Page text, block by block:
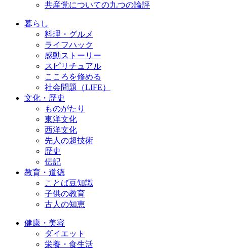
共産党についての九つの論評
暮らし
料理・グルメ
ライフハック
感動ストーリー
スピリチュアル
こころを修める
社会問題（LIFE）
文化・歴史
ものがたり
東洋文化
西洋文化
先人の超技術
歴史
伝記
教育・道徳
ことば豆知識
子供の教育
古人の知恵
健康・美容
ダイエット
栄養・食生活